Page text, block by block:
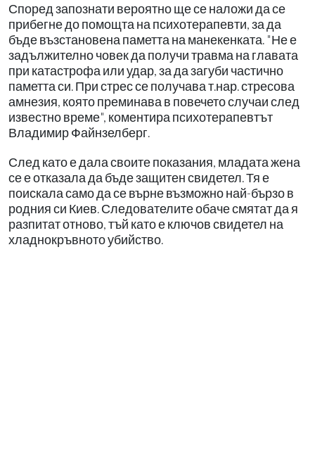
Според запознати вероятно ще се наложи да се
прибегне до помощта на психотерапевти, за да
бъде възстановена паметта на манекенката. "Не е
задължително човек да получи травма на главата
при катастрофа или удар, за да загуби частично
паметта си. При стрес се получава т.нар. стресова
амнезия, която преминава в повечето случаи след
известно време", коментира психотерапевтът
Владимир Файнзелберг.
След като е дала своите показания, младата жена
се е отказала да бъде защитен свидетел. Тя е
поискала само да се върне възможно най-бързо в
родния си Киев. Следователите обаче смятат да я
разпитат отново, тъй като е ключов свидетел на
хладнокръвното убийство.